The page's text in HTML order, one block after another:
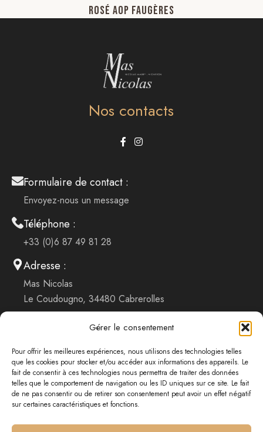
Gérer le consentement
Pour offrir les meilleures expériences, nous utilisons des technologies telles
que les cookies pour stocker et/ou accéder aux informations des appareils. Le
fait de consentir à ces technologies nous permettra de traiter des données
telles que le comportement de navigation ou les ID uniques sur ce site. Le fait
de ne pas consentir ou de retirer son consentement peut avoir un effet négatif
sur certaines caractéristiques et fonctions.
Rosé AOP Faugères
Nos contacts
Formulaire de contact :
Envoyez-nous un message
Téléphone :
+33 (0)6 87 49 81 28
Adresse :
Mas Nicolas
Le Coudougno, 34480 Cabrerolles
Nous contacter
Mentions légales
Conditions générales de vente
Politique de confidentialité